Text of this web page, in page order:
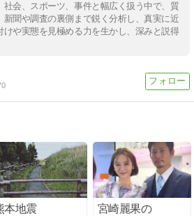
社会、スポーツ、事件と幅広く扱う中で、質
新聞や調査の裏側まで鋭く分析し、真実に近
や実態を見極める力を生かし、深みと説得
本地震
宮崎麗果の